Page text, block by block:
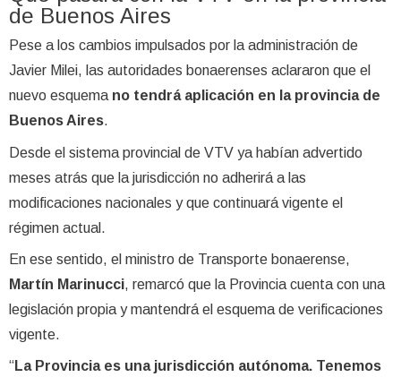
de Buenos Aires
Pese a los cambios impulsados por la administración de
Javier Milei, las autoridades bonaerenses aclararon que el
nuevo esquema no tendrá aplicación en la provincia de
Buenos Aires.
Desde el sistema provincial de VTV ya habían advertido
meses atrás que la jurisdicción no adherirá a las
modificaciones nacionales y que continuará vigente el
régimen actual.
En ese sentido, el ministro de Transporte bonaerense,
Martín Marinucci, remarcó que la Provincia cuenta con una
legislación propia y mantendrá el esquema de verificaciones
vigente.
“La Provincia es una jurisdicción autónoma. Tenemos